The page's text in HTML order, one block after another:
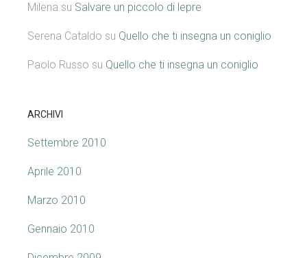
Milena su Salvare un piccolo di lepre
Serena Cataldo su Quello che ti insegna un coniglio
Paolo Russo su Quello che ti insegna un coniglio
ARCHIVI
Settembre 2010
Aprile 2010
Marzo 2010
Gennaio 2010